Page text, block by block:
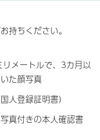
持ちください。
メートルで、3カ月以
た顔写真
人登録証明書）
真付きの本人確認書